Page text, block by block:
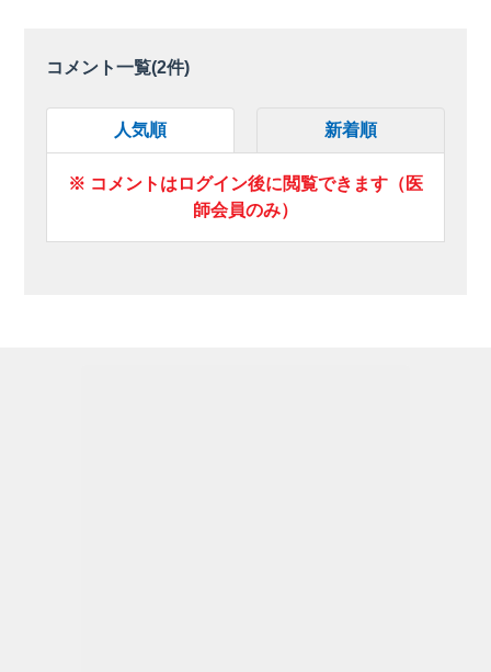
コメント一覧(2件)
人気順 新着順
※ コメントはログイン後に閲覧できます（医
師会員のみ）